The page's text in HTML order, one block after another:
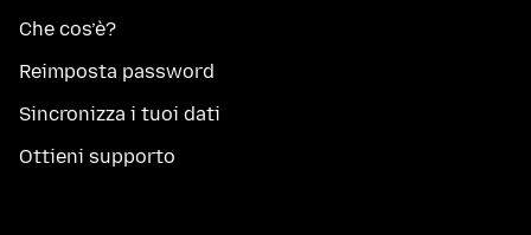
Che cos’è?
Reimposta password
Sincronizza i tuoi dati
Ottieni supporto